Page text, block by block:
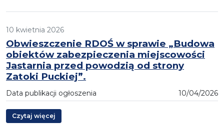
10 kwietnia 2026
Obwieszczenie RDOŚ w sprawie „Budowa
obiektów zabezpieczenia miejscowości
Jastarnia przed powodzią od strony
Zatoki Puckiej”.
Data publikacji ogłoszenia 10/04/2026
Czytaj więcej